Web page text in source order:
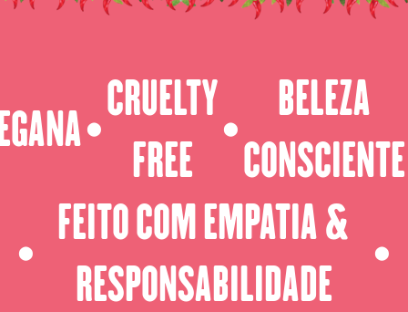
⬤
CRUELTY
FREE
⬤
BELEZA
CONSCIENTE
⬤
FEITO COM EMPATIA &
RESPONSABILIDADE
⬤